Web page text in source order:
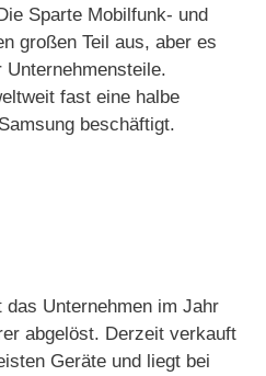
Sparte Mobilfunk- und
großen Teil aus, aber es
fast eine halbe
beschäftigt.
Unternehmen im Jahr
abgelöst. Derzeit verkauft
Geräte und liegt bei